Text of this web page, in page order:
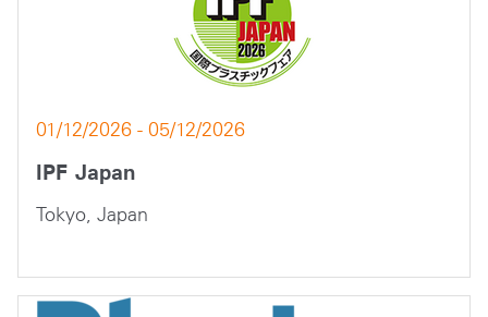
IPF Japan
01/12/2026 - 05/12/2026
Tokyo, Japan